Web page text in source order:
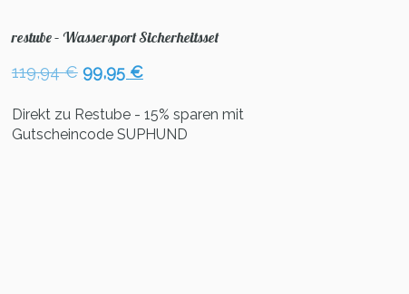
restube – Wassersport Sicherheitsset
119,94€ Ursprünglicher
war:
119,94 €
99,95 €Aktueller
ist:
99,95 €.
Direkt zu Restube - 15% sparen mit
Gutscheincode SUPHUND